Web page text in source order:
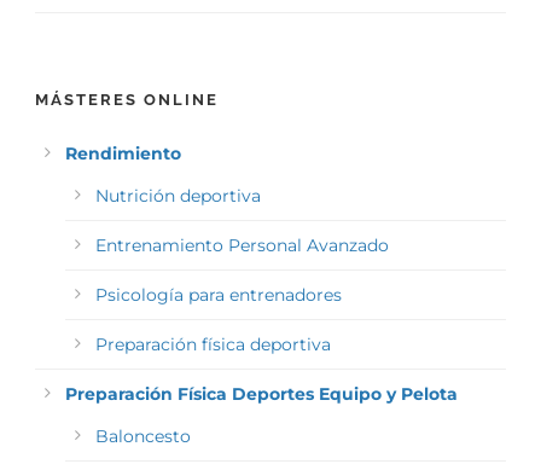
MÁSTERES ONLINE
Rendimiento
Nutrición deportiva
Entrenamiento Personal Avanzado
Psicología para entrenadores
Preparación física deportiva
Preparación Física Deportes Equipo y Pelota
Baloncesto